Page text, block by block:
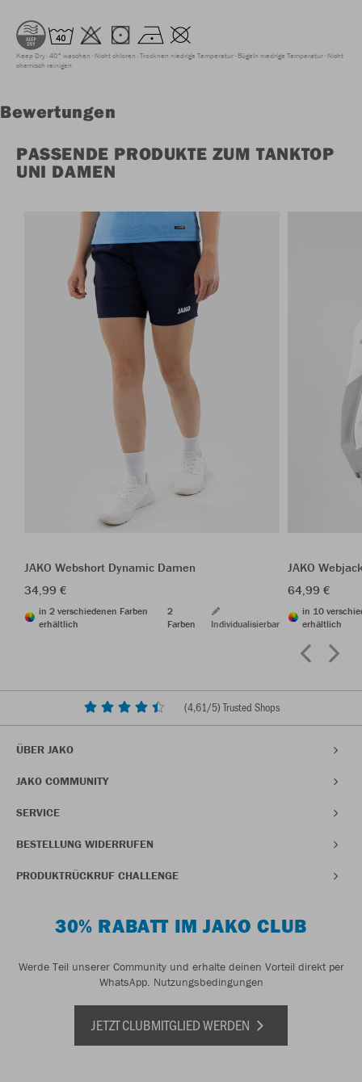
Keep Dry 40° waschen Nicht chloren Trocknen niedrige Temperatur Bügeln niedrige Temperatur Nicht
chemisch reinigen
Bewertungen
PASSENDE PRODUKTE ZUM TANKTOP
UNI DAMEN
JAKO Webshort Dynamic Damen
34,99 €
in 2 verschiedenen Farben
erhältlich
2
Farben
Individualisierbar
JAKO
64,99 €
in 10
erhältlich
(4,61/5) Trusted Shops
ÜBER JAKO
JAKO COMMUNITY
SERVICE
BESTELLUNG WIDERRUFEN
PRODUKTRÜCKRUF CHALLENGE
30% RABATT IM JAKO CLUB
Werde Teil unserer Community und erhalte deinen Vorteil direkt per
WhatsApp. Nutzungsbedingungen
JETZT CLUBMITGLIED WERDEN